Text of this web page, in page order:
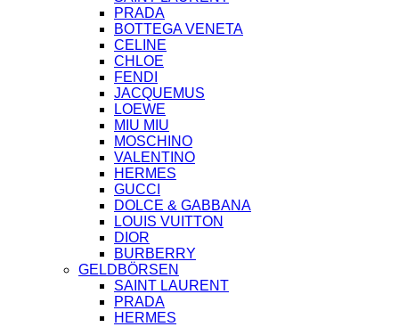
PRADA
BOTTEGA VENETA
CELINE
CHLOE
FENDI
JACQUEMUS
LOEWE
MIU MIU
MOSCHINO
VALENTINO
HERMES
GUCCI
DOLCE & GABBANA
LOUIS VUITTON
DIOR
BURBERRY
GELDBÖRSEN
SAINT LAURENT
PRADA
HERMES